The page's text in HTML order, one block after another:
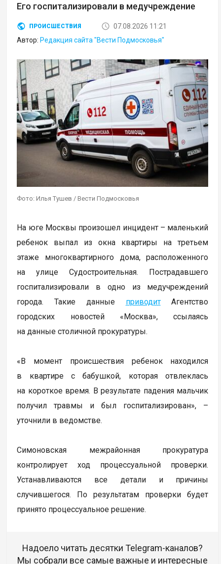
Его госпитализировали в медучреждение
ПРОИСШЕСТВИЯ
07.08.2026 11:21
Автор: Редакция сайта "Вести Подмосковья"
Фото: Илья Тушев / Вести Подмосковья
На юге Москвы произошел инцидент – маленький
ребенок выпал из окна квартиры на третьем
этаже многоквартирного дома, расположенного
на улице Судостроительная. Пострадавшего
госпитализировали в одно из медучреждений
города. Такие данные приводитАгентство
городских новостей «Москва», ссылаясь
на данные столичной прокуратуры.
«В момент происшествия ребенок находился
в квартире с бабушкой, которая отвлеклась
на короткое время. В результате падения мальчик
получил травмы и был госпитализирован», –
уточнили в ведомстве.
Симоновская межрайонная прокуратура
контролирует ход процессуальной проверки.
Устанавливаются все детали и причины
случившегося. По результатам проверки будет
принято процессуальное решение.
Надоело читать десятки Telegram-каналов?
Мы собрали все самые важные и интересные